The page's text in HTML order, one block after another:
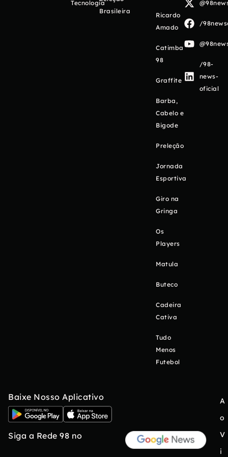
Tecnologia
Brasileira
Ricardo
Amado
Catimba
98
Graffite
Barba,
Cabelo e
Bigode
Preleção
Jornada
Esportiva
Giro na
Gringa
Os
Players
Matula
Buteco
Cadeira
Cativa
Tudo
Menos
Futebol
/
/98-
news-
oficial
Baixe Nosso Aplicativo
Siga a Rede 98 no
A
o
V
i